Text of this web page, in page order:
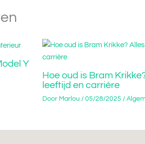
Y
Hoe oud is Bram
leeftijd en carrière
Door Marlou / 05/28/2025 /